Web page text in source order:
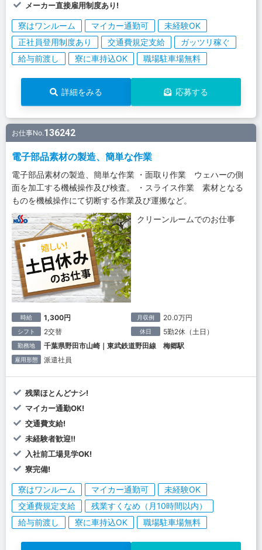
メーカー直接雇用制度あり!
寮はワンルーム マイカー通勤可
未経験OK
正社員登用制度あり
交通費規定支給
ガッツリ稼ぐ
給与前渡し
寮に車持込OK 職場駐車場無料
詳細をみる 応募する
お仕事No.136242
電子部品素材の製造、簡単な作業
電子部品素材の製造、簡単な作業 ・面取り作業 ウェハーの側
面を加工する機械操作及び検査。 ・スライス作業 素材となる
ものを機械操作にて切断する作業及び運搬など。
クリーンルームでのお仕事
時給 1,300円 月収例 20.0万円
シフト 2交替 休日 5勤2休（土日）
勤務地 千葉県野田市山崎｜東武鉄道野田線 梅郷駅
雇用形態 派遣社員
残業ほとんどナシ!
マイカー通勤OK!
交通費支給!
未経験者歓迎!!
入社前工場見学OK!
寮完備!
寮はワンルーム マイカー通勤可
未経験OK
交通費規定支給
残業すくなめ（月10時間以内）
給与前渡し
寮に車持込OK 職場駐車場無料